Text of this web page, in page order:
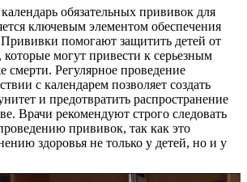
обязательных прививок для
ключевым элементом обеспечения
помогают защитить детей от
могут привести к серьезным
смерти. Регулярное проведение
с календарем позволяет создать
и предотвратить распространение
Врачи рекомендуют строго следовать
прививок, так как это
здоровья не только у детей, но и у